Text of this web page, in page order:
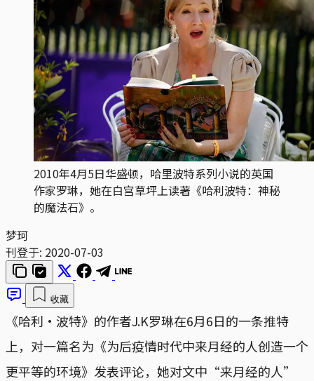
2010年4月5日华盛顿，哈里波特系列小说的英国
作家罗琳，她在白宫草坪上读著《哈利波特：神秘
的魔法石》。
梦珂
刊登于: 2020-07-03
收藏
《哈利·波特》的作者J.K罗琳在6月6日的一条推特
上，对一篇名为《为后疫情时代中来月经的人创造一个
更平等的环境》发表评论，她对文中“来月经的人”